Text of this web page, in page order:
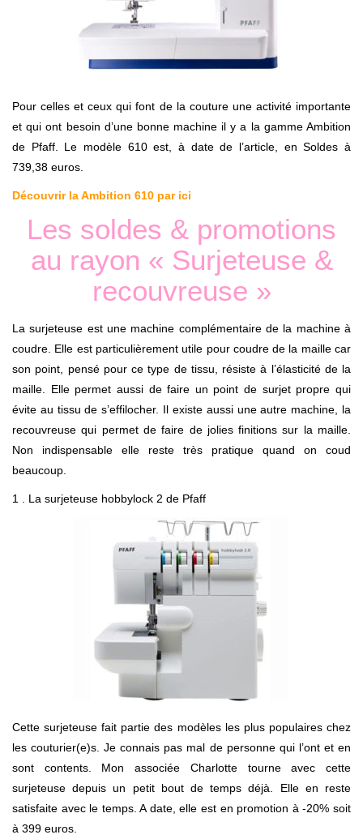
Pour celles et ceux qui font de la couture une activité importante
et qui ont besoin d’une bonne machine il y a la gamme Ambition
de Pfaff. Le modèle 610 est, à date de l’article, en Soldes à
739,38 euros.
Découvrir la Ambition 610 par ici
Les soldes & promotions
au rayon « Surjeteuse &
recouvreuse »
La surjeteuse est une machine complémentaire de la machine à
coudre. Elle est particulièrement utile pour coudre de la maille car
son point, pensé pour ce type de tissu, résiste à l’élasticité de la
maille. Elle permet aussi de faire un point de surjet propre qui
évite au tissu de s’effilocher. Il existe aussi une autre machine, la
recouvreuse qui permet de faire de jolies finitions sur la maille.
Non indispensable elle reste très pratique quand on coud
beaucoup.
1 . La surjeteuse hobbylock 2 de Pfaff
Cette surjeteuse fait partie des modèles les plus populaires chez
les couturier(e)s. Je connais pas mal de personne qui l’ont et en
sont contents. Mon associée Charlotte tourne avec cette
surjeteuse depuis un petit bout de temps déjà. Elle en reste
satisfaite avec le temps. A date, elle est en promotion à -20% soit
à 399 euros.